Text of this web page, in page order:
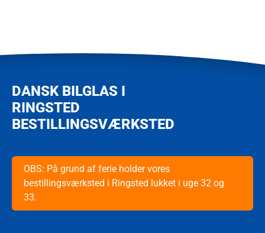
DANSK BILGLAS I
RINGSTED
BESTILLINGSVÆRKSTED
OBS: På grund af ferie holder vores
bestillingsværksted i Ringsted lukket i uge 32 og
33.